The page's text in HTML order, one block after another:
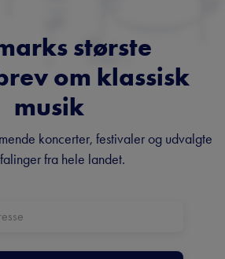
største
om klassisk
musik
koncerter, festivaler og udvalgte
fra hele landet.